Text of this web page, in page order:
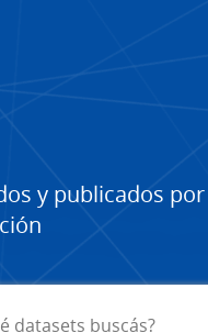
y publicados